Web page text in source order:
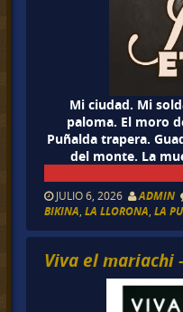
Mi ciudad. Mi
paloma. El moro
Puñalda trapera.
del monte. La
JULIO 6, 2026 ADMIN
BIKINA ,LA LLORONA ,LA
Viva el mariachi